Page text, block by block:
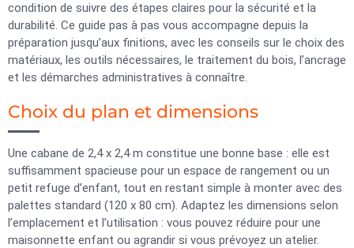
condition de suivre des étapes claires pour la sécurité et la
durabilité. Ce guide pas à pas vous accompagne depuis la
préparation jusqu’aux finitions, avec les conseils sur le choix des
matériaux, les outils nécessaires, le traitement du bois, l’ancrage
et les démarches administratives à connaître.
Choix du plan et dimensions
Une cabane de 2,4 x 2,4 m constitue une bonne base : elle est
suffisamment spacieuse pour un espace de rangement ou un
petit refuge d’enfant, tout en restant simple à monter avec des
palettes standard (120 x 80 cm). Adaptez les dimensions selon
l’emplacement et l’utilisation : vous pouvez réduire pour une
maisonnette enfant ou agrandir si vous prévoyez un atelier.